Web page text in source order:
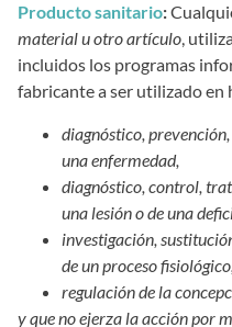
Producto sanitario:
material u otro artículo,
incluidos los programas
fabricante a ser utilizado en
diagnóstico,
una enfermedad,
diagnóstico, control,
una lesión o de una
investigación,
de un proceso fisiológico,
regulación de la
y que no ejerza la acción por